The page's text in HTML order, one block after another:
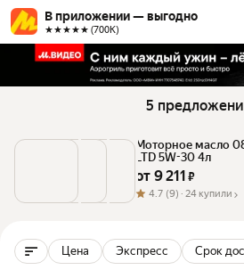
В приложении — выгодно
★★★★★ (700К)
5
Моторное масло
LTD 5W-30 4л
от 9 211 ₽
4.7 (9) · 24 купили
Цена Экспресс Срок